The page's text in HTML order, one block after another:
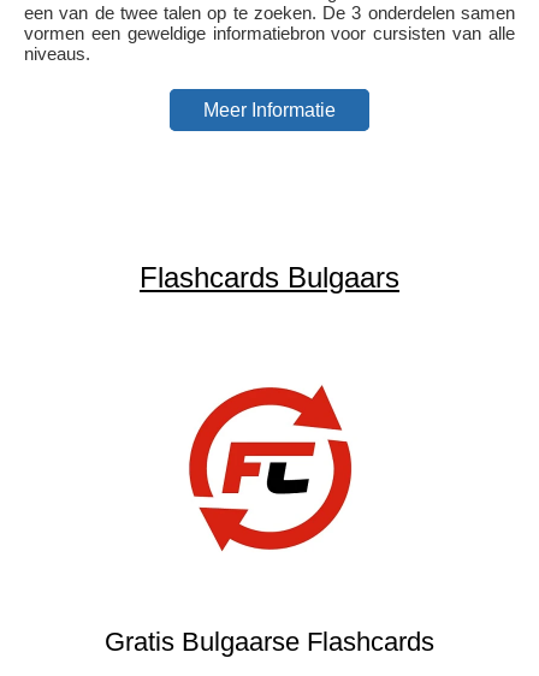
een van de twee talen op te zoeken. De 3 onderdelen samen
vormen een geweldige informatiebron voor cursisten van alle
niveaus.
Meer Informatie
Flashcards Bulgaars
Gratis Bulgaarse Flashcards